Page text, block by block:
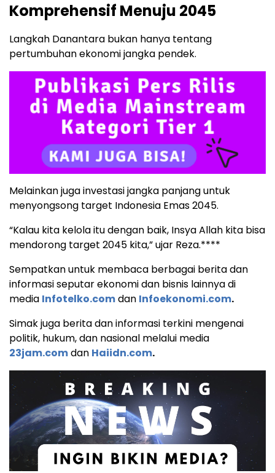
Komprehensif Menuju 2045
Langkah Danantara bukan hanya tentang
pertumbuhan ekonomi jangka pendek.
Melainkan juga investasi jangka panjang untuk
menyongsong target Indonesia Emas 2045.
“Kalau kita kelola itu dengan baik, Insya Allah kita bisa
mendorong target 2045 kita,” ujar Reza.****
Sempatkan untuk membaca berbagai berita dan
informasi seputar ekonomi dan bisnis lainnya di
media Infotelko.comdan Infoekonomi.com.
Simak juga berita dan informasi terkini mengenai
politik, hukum, dan nasional melalui media
23jam.comdan Haiidn.com.